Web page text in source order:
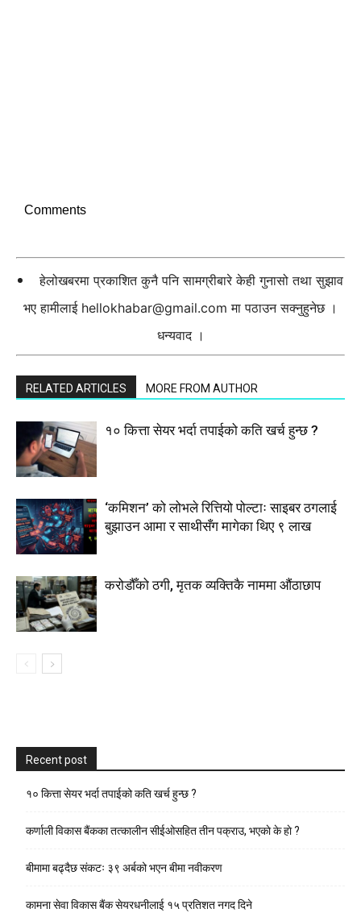
Comments
हेलोखबरमा प्रकाशित कुनै पनि सामग्रीबारे केही गुनासो तथा सुझाव
भए हामीलाई hellokhabar@gmail.com मा पठाउन सक्नुहुनेछ ।
धन्यवाद ।
RELATED ARTICLES MORE FROM AUTHOR
१० कित्ता सेयर भर्दा तपाईको कति खर्च हुन्छ ?
‘कमिशन’ को लोभले रित्तियो पोल्टाः साइबर ठगलाई
बुझाउन आमा र साथीसँग मागेका थिए ९ लाख
करोडौँको ठगी, मृतक व्यक्तिकै नाममा औंठाछाप
Recent post
१० कित्ता सेयर भर्दा तपाईको कति खर्च हुन्छ ?
कर्णाली विकास बैंकका तत्कालीन सीईओसहित तीन पक्राउ, भएकाे के हाे ?
बीमामा बढ्दैछ संकटः ३९ अर्बको भएन बीमा नवीकरण
कामना सेवा विकास बैंक सेयरधनीलाई १५ प्रतिशत नगद दिने